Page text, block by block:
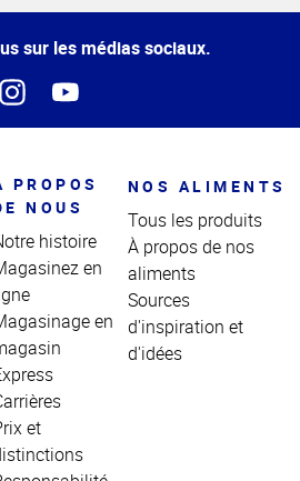
sur les médias sociaux.
PROPOS
NOUS
histoire
en
en
et
NOS ALIMENTS
Tous les produits
À propos de nos
aliments
Sources
d'inspiration et
d'idées